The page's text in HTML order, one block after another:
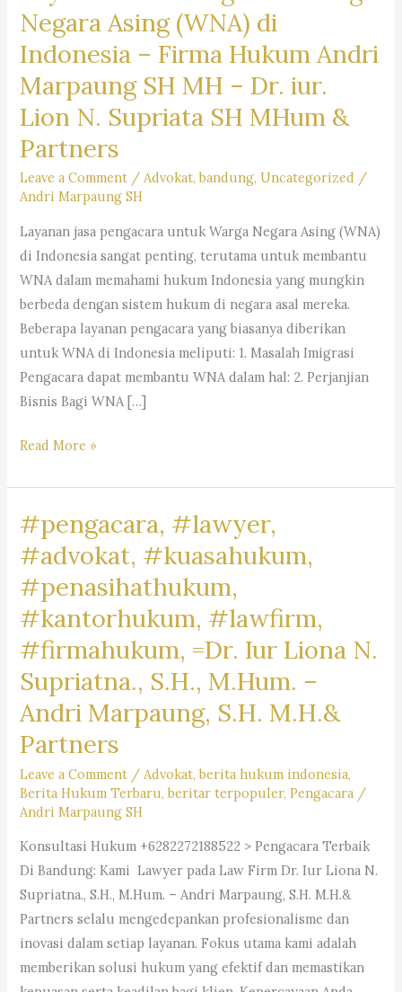
Negara Asing (WNA) di
Indonesia – Firma Hukum Andri
Marpaung SH MH – Dr. iur.
Lion N. Supriata SH MHum &
Partners
Leave a Comment /Advokat,bandung,Uncategorized /
Andri Marpaung SH
Layanan jasa pengacara untuk Warga Negara Asing (WNA)
di Indonesia sangat penting, terutama untuk membantu
WNA dalam memahami hukum Indonesia yang mungkin
berbeda dengan sistem hukum di negara asal mereka.
Beberapa layanan pengacara yang biasanya diberikan
untuk WNA di Indonesia meliputi: 1. Masalah Imigrasi
Pengacara dapat membantu WNA dalam hal: 2. Perjanjian
Bisnis Bagi WNA […]
Layanan
Pengacara
Warga
Negara
Asing
(WNA)
di
Indonesia
– Firma
Hukum
Andri
Marpaung
MH
–
iur.
Lion
N.
Supriata
SH
MHum
Read More »
#pengacara, #lawyer,
#advokat, #kuasahukum,
#penasihathukum,
#kantorhukum, #lawfirm,
#firmahukum, =Dr. Iur Liona N.
Supriatna., S.H., M.Hum. –
Andri Marpaung, S.H. M.H.&
Partners
Leave a Comment / Advokat,berita hukum indonesia,
Berita Hukum Terbaru,beritar terpopuler,Pengacara /
Andri Marpaung SH
Konsultasi Hukum +6282272188522 > Pengacara Terbaik
Di Bandung: Kami Lawyer pada Law Firm Dr. Iur Liona N.
Supriatna., S.H., M.Hum. – Andri Marpaung, S.H. M.H.&
Partners selalu mengedepankan profesionalisme dan
inovasi dalam setiap layanan. Fokus utama kami adalah
memberikan solusi hukum yang efektif dan memastikan